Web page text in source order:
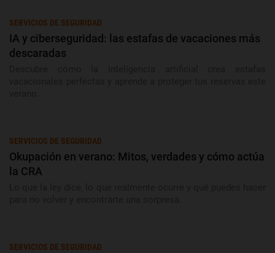
SERVICIOS DE SEGURIDAD
IA y ciberseguridad: las estafas de vacaciones más
descaradas
SERVICIOS DE SEGURIDAD
Okupación en verano: Mitos, verdades y cómo actúa
la CRA
SERVICIOS DE SEGURIDAD